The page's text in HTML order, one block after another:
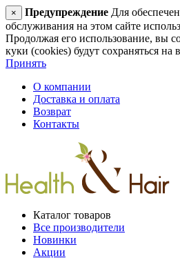
× Предупреждение Для
обслуживания на этом сайте
Продолжая его использование, вы
куки (cookies) будут сохраняться
Принять
О компании
Доставка и оплата
Возврат
Контакты
Каталог товаров
Все производители
Новинки
Акции